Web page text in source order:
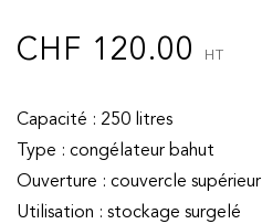
CHF 120.00 HT
Capacité : 250 litres
Type : congélateur bahut
Ouverture : couvercle supérieur
Utilisation : stockage surgelé